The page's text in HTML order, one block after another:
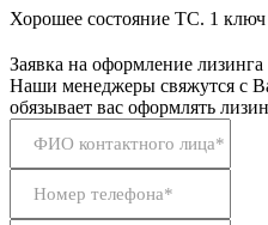
Хорошее состояние ТС. 1
Заявка на оформление лизинга
Наши менеджеры свяжутся с
обязывает вас оформлять
ФИО контактного лица*
Номер телефона*